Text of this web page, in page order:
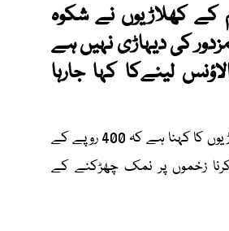
کے کھلاڑیوں نے شکوہ
کی دیہاڑی نہیں ہے
لینےکا کہا جارہا
قومی ہاکی ٹیم کے کھلاڑیوں کا کہنا ہے کہ 400 روپے کے
زخموں پر نمک چھڑکنے کے